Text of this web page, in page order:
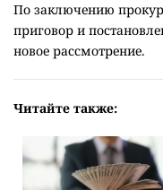
По заключению
приговор и
новое рассмотрение.
Читайте также: